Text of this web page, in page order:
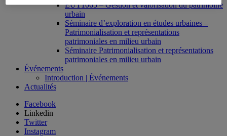
EUT1065 – Gestion et valorisation du patrimoine
urbain
Séminaire d’exploration en études urbaines –
Patrimonialisation et représentations
patrimoniales en milieu urbain
Séminaire Patrimonialisation et représentations
patrimoniales en milieu urbain
Événements
Introduction | Événements
Actualités
Facebook
Linkedin
Twitter
Instagram